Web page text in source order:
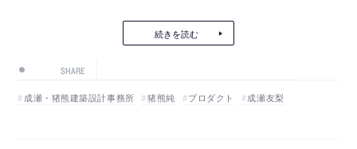
続きを読む
SHARE
成瀬・猪熊建築設計事務所 猪熊純 プロダクト 成瀬友梨